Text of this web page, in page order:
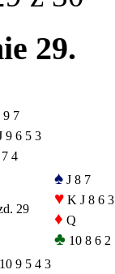
29.
9 7
9 6 5 3
4
♠ J 8 7
♥ K J 8 6 3
♦ Q
♣ 10 8 6 2
9 5 4 3